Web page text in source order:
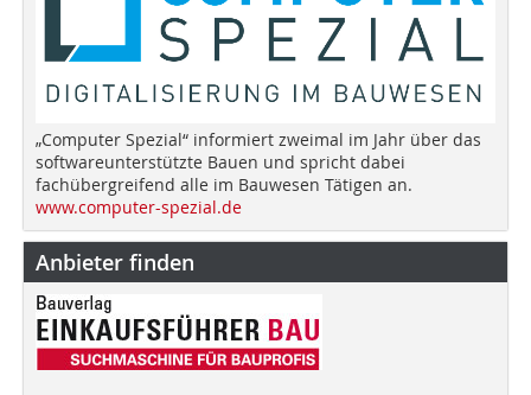
„Computer Spezial“ informiert zweimal im Jahr über das
softwareunterstützte Bauen und spricht dabei
fachübergreifend alle im Bauwesen Tätigen an.
www.computer-spezial.de
Anbieter finden